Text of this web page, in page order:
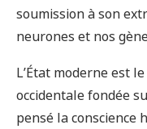
soumission à son
neurones et nos
L’État moderne est
occidentale fondée
pensé la conscience